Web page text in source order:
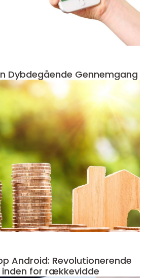
Dybdegående Gennemgang
Android: Revolutionerende
inden for rækkevidde